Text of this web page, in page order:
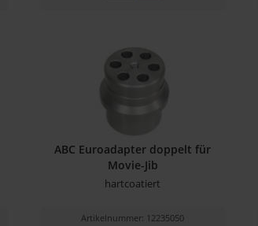
ABC Euroadapter doppelt für
Movie-Jib
hartcoatiert
Artikelnummer: 12235050